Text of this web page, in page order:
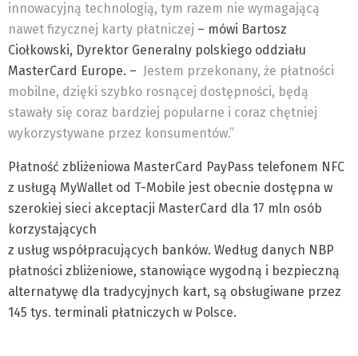
innowacyjną technologią, tym razem nie wymagającą
nawet fizycznej karty płatniczej – mówi Bartosz
Ciołkowski, Dyrektor Generalny polskiego oddziału
MasterCard Europe. – Jestem przekonany, że płatności
mobilne, dzięki szybko rosnącej dostępności, będą
stawały się coraz bardziej popularne i coraz chętniej
wykorzystywane przez konsumentów.”
Płatność zbliżeniowa MasterCard PayPass telefonem NFC
z usługą MyWallet od T-Mobile jest obecnie dostępna w
szerokiej sieci akceptacji MasterCard dla 17 mln osób
korzystających
z usług współpracujących banków. Według danych NBP
płatności zbliżeniowe, stanowiące wygodną i bezpieczną
alternatywę dla tradycyjnych kart, są obsługiwane przez
145 tys. terminali płatniczych w Polsce.